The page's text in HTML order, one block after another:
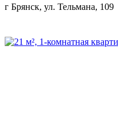
г Брянск, ул. Тельмана, 109